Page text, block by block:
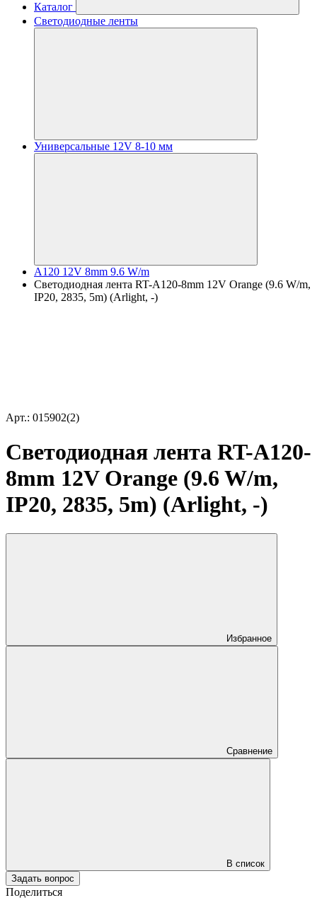
Каталог
Светодиодные ленты
Универсальные 12V 8-10 мм
A120 12V 8mm 9.6 W/m
Светодиодная лента RT-A120-8mm 12V Orange (9.6 W/m,
IP20, 2835, 5m) (Arlight, -)
Арт.: 015902(2)
Светодиодная лента RT-A120-
8mm 12V Orange (9.6 W/m,
IP20, 2835, 5m) (Arlight, -)
Избранное
Сравнение
В список
Задать вопрос
Поделиться